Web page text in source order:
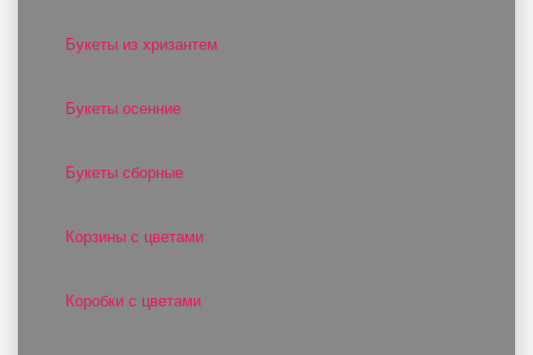
Букеты из хризантем
Букеты осенние
Букеты сборные
Корзины с цветами
Коробки с цветами